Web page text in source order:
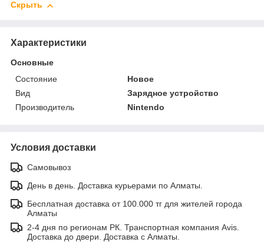
Скрыть
Характеристики
Основные
Состояние
Новое
Вид
Зарядное устройство
Производитель
Nintendo
Условия доставки
Самовывоз
День в день. Доставка курьерами по Алматы.
Бесплатная доставка от 100.000 тг для жителей города
Алматы
2-4 дня по регионам РК. Транспортная компания Avis.
Доставка до двери. Доставка с Алматы.